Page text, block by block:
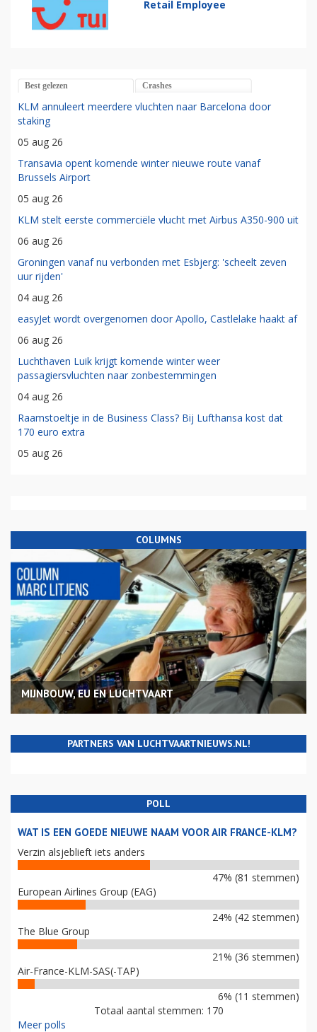
Retail Employee
Best gelezen Crashes
KLM annuleert meerdere vluchten naar Barcelona door
staking
05 aug 26
Transavia opent komende winter nieuwe route vanaf
Brussels Airport
05 aug 26
KLM stelt eerste commerciële vlucht met Airbus A350-900 uit
06 aug 26
Groningen vanaf nu verbonden met Esbjerg: 'scheelt zeven
uur rijden'
04 aug 26
easyJet wordt overgenomen door Apollo, Castlelake haakt af
06 aug 26
Luchthaven Luik krijgt komende winter weer
passagiersvluchten naar zonbestemmingen
04 aug 26
Raamstoeltje in de Business Class? Bij Lufthansa kost dat
170 euro extra
05 aug 26
COLUMNS
MIJNBOUW, EU EN LUCHTVAART
PARTNERS VAN LUCHTVAARTNIEUWS.NL!
POLL
WAT IS EEN GOEDE NIEUWE NAAM VOOR AIR FRANCE-KLM?
Verzin alsjeblieft iets anders
47% (81 stemmen)
European Airlines Group (EAG)
24% (42 stemmen)
The Blue Group
21% (36 stemmen)
Air-France-KLM-SAS(-TAP)
6% (11 stemmen)
Totaal aantal stemmen: 170
Meer polls